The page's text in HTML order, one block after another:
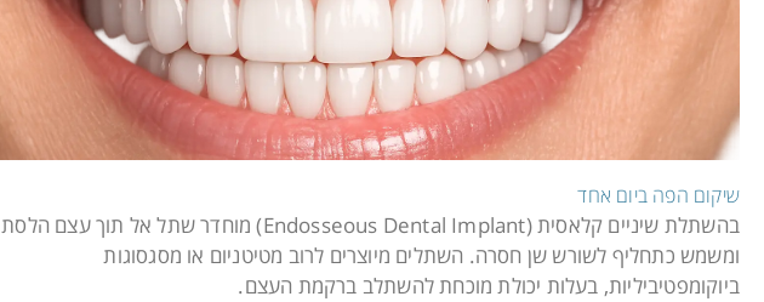
שיקום הפה ביום אחד
בהשתלת שיניים קלאסית (Endosseous Dental Implant) מוחדר שתל אל תוך עצם הלסת
ומשמש כתחליף לשורש שן חסרה. השתלים מיוצרים לרוב מטיטניום או מסגסוגות
ביוקומפטיביליות, בעלות יכולת מוכחת להשתלב ברקמת העצם.